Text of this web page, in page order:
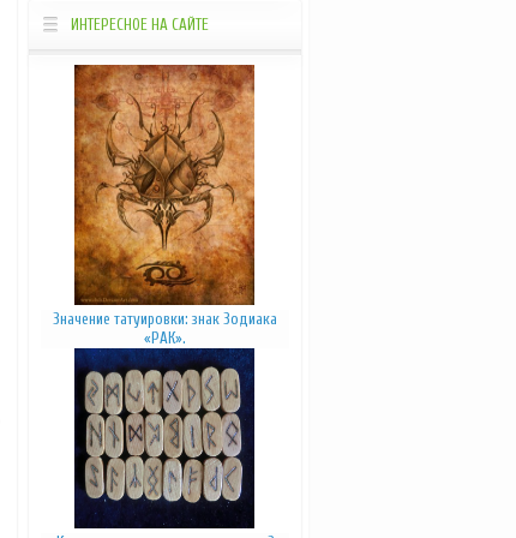
Просветление
Звукотерапия
Фитотерапия
Оригами
_____________________________________________________________________________
ИНТЕРЕСНОЕ НА САЙТЕ
Значение татуировки: знак Зодиака
«РАК».